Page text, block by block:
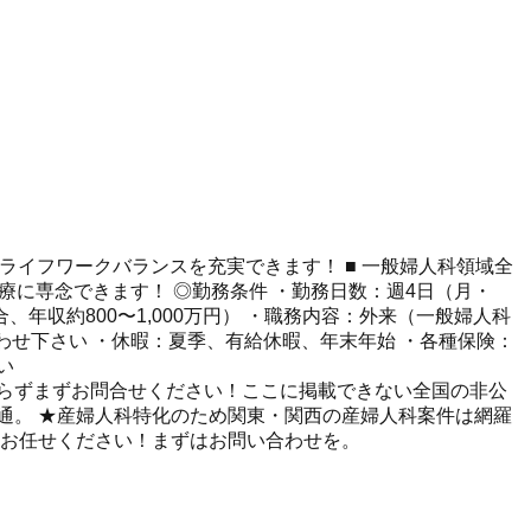
ワークバランスを充実できます！ ■ 一般婦人科領域全
に専念できます！ ◎勤務条件 ・勤務日数：週4日（月・
年収約800〜1,000万円） ・職務内容：外来（一般婦人科
下さい ・休暇：夏季、有給休暇、年末年始 ・各種保険：
問合せください！ここに掲載できない全国の非公
。 ★産婦人科特化のため関東・関西の産婦人科案件は網羅
せください！まずはお問い合わせを。